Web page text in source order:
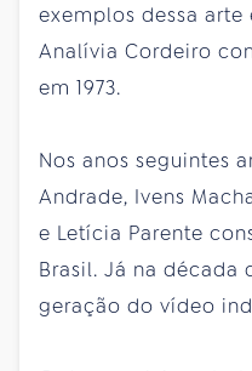
exemplos dessa arte
Analívia Cordeiro
em 1973.
Nos anos seguintes
Andrade, Ivens
e Letícia Parente
Brasil. Já na década
geração do vídeo